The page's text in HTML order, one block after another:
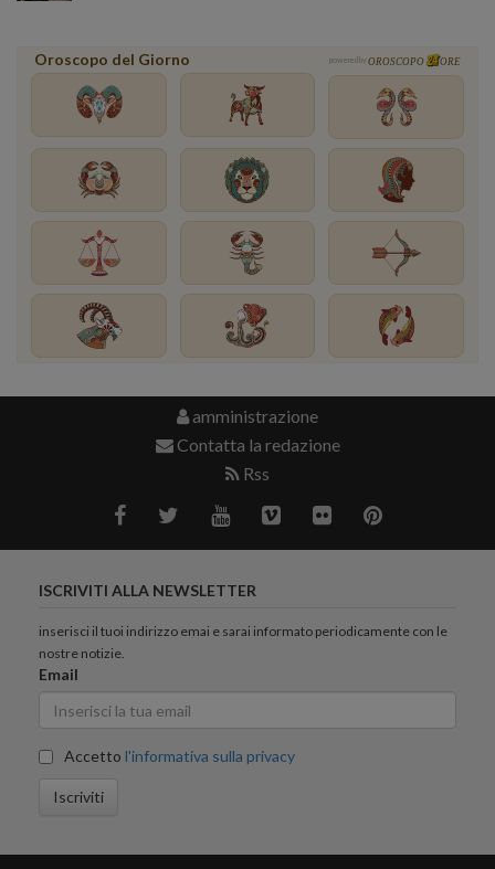
Oroscopo del Giorno powered by OROSCOPO ORE
amministrazione
Contatta la redazione
Rss
ISCRIVITI ALLA NEWSLETTER
inserisci il tuoi indirizzo emai e sarai informato periodicamente con le
nostre notizie.
Email
Accetto l'informativa sulla privacy
Iscriviti